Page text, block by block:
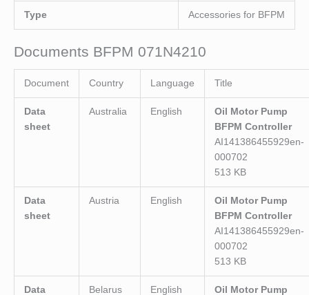
Type Accessories for BFPM
Documents BFPM 071N4210
Document Country Language Title
Data
sheet
Australia English
Oil Motor Pump
BFPM Controller
AI141386455929en-
000702
513 KB
Data
sheet
Austria English
Oil Motor Pump
BFPM Controller
AI141386455929en-
000702
513 KB
Data Belarus English Oil Motor Pump